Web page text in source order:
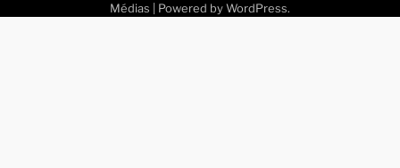
Médias | Powered by WordPress.